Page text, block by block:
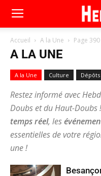
Accueil A la Une Page 390
A LA UNE
A la Une Culture Dépôts
Restez informé avec
Doubs et du Haut-Doubs
temps réel, les
essentielles de votre
une !